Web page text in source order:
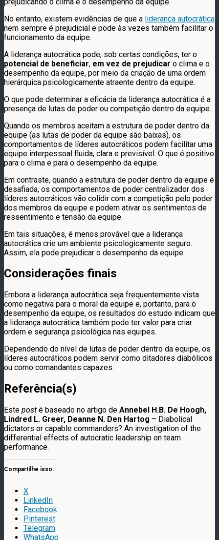
No entanto, existem evidências de que a liderança autocrática
nem sempre é prejudicial e pode às vezes também facilitar o
funcionamento da equipe.
A liderança autocrática pode, sob certas condições, ter o
potencial de beneficiar, em vez de prejudicar o clima e o
desempenho da equipe, por meio da criação de uma ordem
hierárquica psicologicamente atraente dentro da equipe.
O que pode determinar a eficácia da liderança autocrática é a
presença de lutas de poder ou competição dentro da equipe.
Quando os membros aceitam a estrutura de poder dentro da
equipe (as lutas de poder da equipe são baixas), os
comportamentos de líderes autocráticos podem facilitar uma
equipe interpessoal fluida, clara e previsível. O que é positivo
para o clima e para o desempenho da equipe.
Em contraste, quando a estrutura de poder dentro da equipe é
desafiada, os comportamentos de poder centralizador dos
líderes autocráticos vão colidir com a competição pelo poder
dos membros da equipe e podem ativar os sentimentos de
ressentimento e tensão da equipe.
Em tais situações, é menos provável que a liderança
autocrática crie um ambiente psicologicamente seguro.
Assim, ela pode prejudicar o desempenho da equipe.
Considerações finais
Embora a liderança autocrática seja frequentemente vista
como negativa para o moral da equipe e, portanto, para o
desempenho da equipe, os resultados do estudo indicam que
a liderança autocrática também pode ter valor para criar
ordem e segurança psicológica nas equipes.
Dependendo do nível de lutas de poder dentro da equipe, os
líderes autocráticos podem servir como ditadores diabólicos
ou como comandantes capazes.
Referência(s)
Este post é baseado no artigo de Annebel H.B. De Hoogh,
Lindred L. Greer, Deanne N. Den Hartog – Diabolical
dictators or capable commanders? An investigation of the
differential effects of autocratic leadership on team
performance.
Compartilhe isso:
X
LinkedIn
Facebook
Pinterest
Telegram
WhatsApp